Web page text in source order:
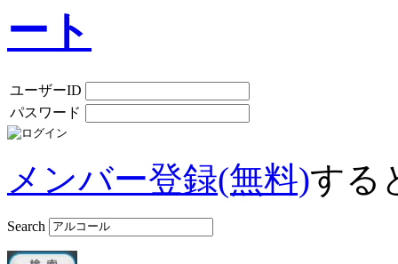
ート
ユーザーID
パスワード
メンバー登録(無料)する
Search